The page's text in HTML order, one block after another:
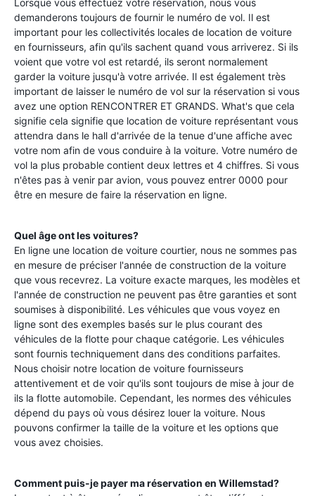
Lorsque vous effectuez votre réservation, nous vous
demanderons toujours de fournir le numéro de vol. Il est
important pour les collectivités locales de location de voiture
en fournisseurs, afin qu'ils sachent quand vous arriverez. Si ils
voient que votre vol est retardé, ils seront normalement
garder la voiture jusqu'à votre arrivée. Il est également très
important de laisser le numéro de vol sur la réservation si vous
avez une option RENCONTRER ET GRANDS. What's que cela
signifie cela signifie que location de voiture représentant vous
attendra dans le hall d'arrivée de la tenue d'une affiche avec
votre nom afin de vous conduire à la voiture. Votre numéro de
vol la plus probable contient deux lettres et 4 chiffres. Si vous
n'êtes pas à venir par avion, vous pouvez entrer 0000 pour
être en mesure de faire la réservation en ligne.
Quel âge ont les voitures?
En ligne une location de voiture courtier, nous ne sommes pas
en mesure de préciser l'année de construction de la voiture
que vous recevrez. La voiture exacte marques, les modèles et
l'année de construction ne peuvent pas être garanties et sont
soumises à disponibilité. Les véhicules que vous voyez en
ligne sont des exemples basés sur le plus courant des
véhicules de la flotte pour chaque catégorie. Les véhicules
sont fournis techniquement dans des conditions parfaites.
Nous choisir notre location de voiture fournisseurs
attentivement et de voir qu'ils sont toujours de mise à jour de
ils la flotte automobile. Cependant, les normes des véhicules
dépend du pays où vous désirez louer la voiture. Nous
pouvons confirmer la taille de la voiture et les options que
vous avez choisies.
Comment puis-je payer ma réservation en Willemstad?